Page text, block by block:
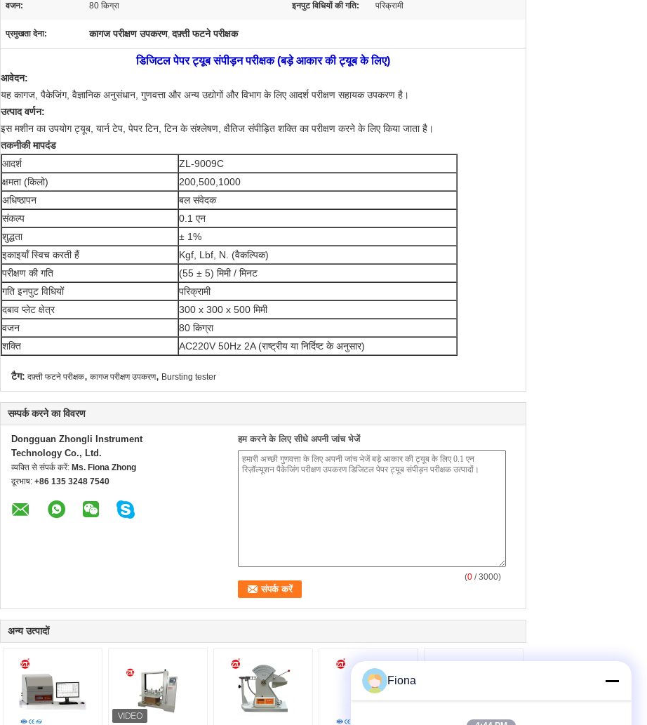
वजन: 80 किग्रा इनपुट विधियों की गति: परिक्रामी
प्रमुखता देना: कागज परीक्षण उपकरण,दफ़्ती फटने परीक्षक
डिजिटल पेपर ट्यूब संपीड़न परीक्षक (बड़े आकार की ट्यूब के लिए)
आवेदन:
यह कागज, पैकेजिंग, वैज्ञानिक अनुसंधान, गुणवत्ता और अन्य उद्योगों और विभाग के लिए आदर्श परीक्षण सहायक उपकरण है।
उत्पाद वर्णन:
इस मशीन का उपयोग ट्यूब, यार्न टेप, पेपर टिन, टिन के संश्लेषण, क्षैतिज संपीड़ित शक्ति का परीक्षण करने के लिए किया जाता है।
तकनीकी मापदंड
आदर्श
ZL-9009C
क्षमता (किलो)
200,500,1000
अधिष्ठापन
बल संवेदक
संकल्प
0.1 एन
शुद्धता
± 1%
इकाइयाँ स्विच करती हैं
Kgf, Lbf, N. (वैकल्पिक)
परीक्षण की गति
(55 ± 5) मिमी / मिनट
गति इनपुट विधियों
परिक्रामी
दबाव प्लेट क्षेत्र
300 x 300 x 500 मिमी
वजन
80 किग्रा
शक्ति
AC220V 50Hz 2A (राष्ट्रीय या निर्दिष्ट के अनुसार)
टैग: दफ़्ती फटने परीक्षक, कागज परीक्षण उपकरण, Bursting tester
सम्पर्क करने का विवरण
Dongguan Zhongli Instrument
Technology Co., Ltd.
व्यक्ति से संपर्क करें: Ms. Fiona Zhong
दूरभाष: +86 135 3248 7540
हम करने के लिए सीधे अपनी जांच भेजें
(0 / 3000)
अन्य उत्पादों
Fiona